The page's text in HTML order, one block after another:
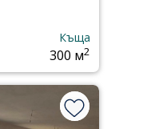
Къща
300 м2